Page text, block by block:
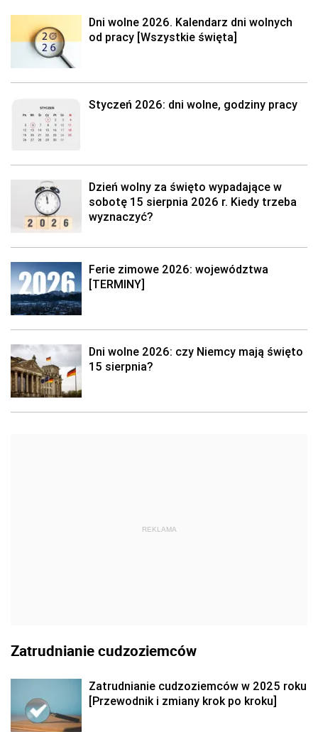
Dni wolne 2026. Kalendarz dni wolnych
od pracy [Wszystkie święta]
Styczeń 2026: dni wolne, godziny pracy
Dzień wolny za święto wypadające w
sobotę 15 sierpnia 2026 r. Kiedy trzeba
wyznaczyć?
Ferie zimowe 2026: województwa
[TERMINY]
Dni wolne 2026: czy Niemcy mają święto
15 sierpnia?
REKLAMA
Zatrudnianie cudzoziemców
Zatrudnianie cudzoziemców w 2025 roku
[Przewodnik i zmiany krok po kroku]